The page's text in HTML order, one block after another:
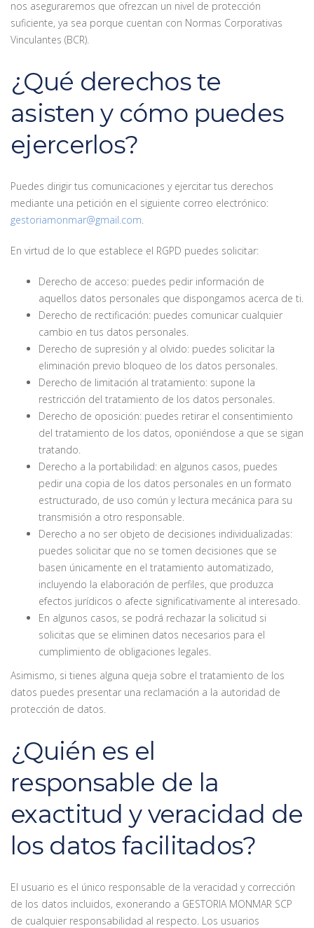
nos aseguraremos que ofrezcan un nivel de protección
suficiente, ya sea porque cuentan con Normas Corporativas
Vinculantes (BCR).
¿Qué derechos te
asisten y cómo puedes
ejercerlos?
Puedes dirigir tus comunicaciones y ejercitar tus derechos
mediante una petición en el siguiente correo electrónico:
gestoriamonmar@gmail.com.
En virtud de lo que establece el RGPD puedes solicitar:
Derecho de acceso: puedes pedir información de
aquellos datos personales que dispongamos acerca de ti.
Derecho de rectificación: puedes comunicar cualquier
cambio en tus datos personales.
Derecho de supresión y al olvido: puedes solicitar la
eliminación previo bloqueo de los datos personales.
Derecho de limitación al tratamiento: supone la
restricción del tratamiento de los datos personales.
Derecho de oposición: puedes retirar el consentimiento
del tratamiento de los datos, oponiéndose a que se sigan
tratando.
Derecho a la portabilidad: en algunos casos, puedes
pedir una copia de los datos personales en un formato
estructurado, de uso común y lectura mecánica para su
transmisión a otro responsable.
Derecho a no ser objeto de decisiones individualizadas:
puedes solicitar que no se tomen decisiones que se
basen únicamente en el tratamiento automatizado,
incluyendo la elaboración de perfiles, que produzca
efectos jurídicos o afecte significativamente al interesado.
En algunos casos, se podrá rechazar la solicitud si
solicitas que se eliminen datos necesarios para el
cumplimiento de obligaciones legales.
Asimismo, si tienes alguna queja sobre el tratamiento de los
datos puedes presentar una reclamación a la autoridad de
protección de datos.
¿Quién es el
responsable de la
exactitud y veracidad de
los datos facilitados?
El usuario es el único responsable de la veracidad y corrección
de los datos incluidos, exonerando a GESTORIA MONMAR SCP
de cualquier responsabilidad al respecto. Los usuarios